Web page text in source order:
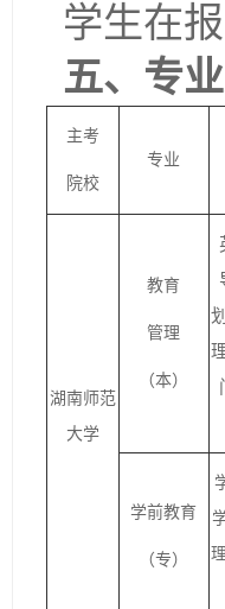
学生在
五、专
主考
院校
专业
湖南师范
大学
教育
管理
（本）
学前教育
（专）